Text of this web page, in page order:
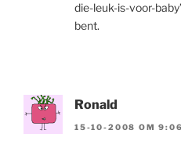
die-leuk-is-voor-
bent.
Ronald
15-10-2008 OM 9:06